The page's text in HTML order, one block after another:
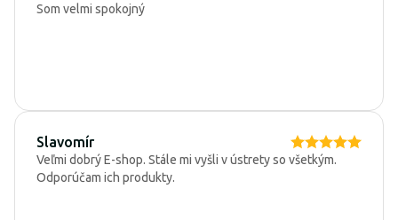
Som velmi spokojný
Slavomír
Veľmi dobrý E-shop. Stále mi vyšli v ústrety so všetkým.
Odporúčam ich produkty.